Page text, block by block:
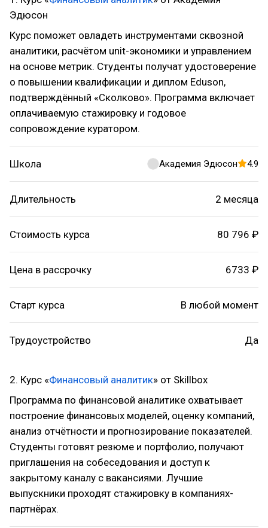
Эдюсон
Курс поможет овладеть инструментами сквозной
аналитики, расчётом unit-экономики и управлением
на основе метрик. Студенты получат удостоверение
о повышении квалификации и диплом Eduson,
подтверждённый «Сколково». Программа включает
оплачиваемую стажировку и годовое
сопровождение куратором.
Школа Академия Эдюсон 4.9
Длительность 2 месяца
Стоимость курса 80 796 ₽
Цена в рассрочку 6733 ₽
Старт курса В любой момент
Трудоустройство Да
2. Курс «Финансовый аналитик» от Skillbox
Программа по финансовой аналитике охватывает
построение финансовых моделей, оценку компаний,
анализ отчётности и прогнозирование показателей.
Студенты готовят резюме и портфолио, получают
приглашения на собеседования и доступ к
закрытому каналу с вакансиями. Лучшие
выпускники проходят стажировку в компаниях-
партнёрах.